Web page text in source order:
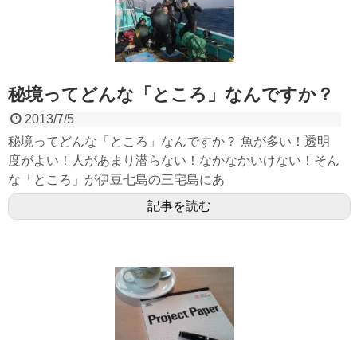
秘境ってどんな「ところ」なんですか？
2013/7/5
秘境ってどんな「ところ」なんですか？ 魚が多い！透明
度がよい！人があまり潜らない！なかなかいけない！そん
な「ところ」が伊豆七島の三宅島にあ
記事を読む